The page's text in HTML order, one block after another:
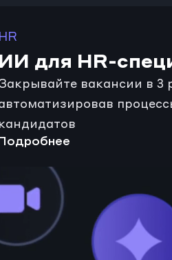
HR
ИИ для HR-
вакансии в 3
кандидатов
Подробнее